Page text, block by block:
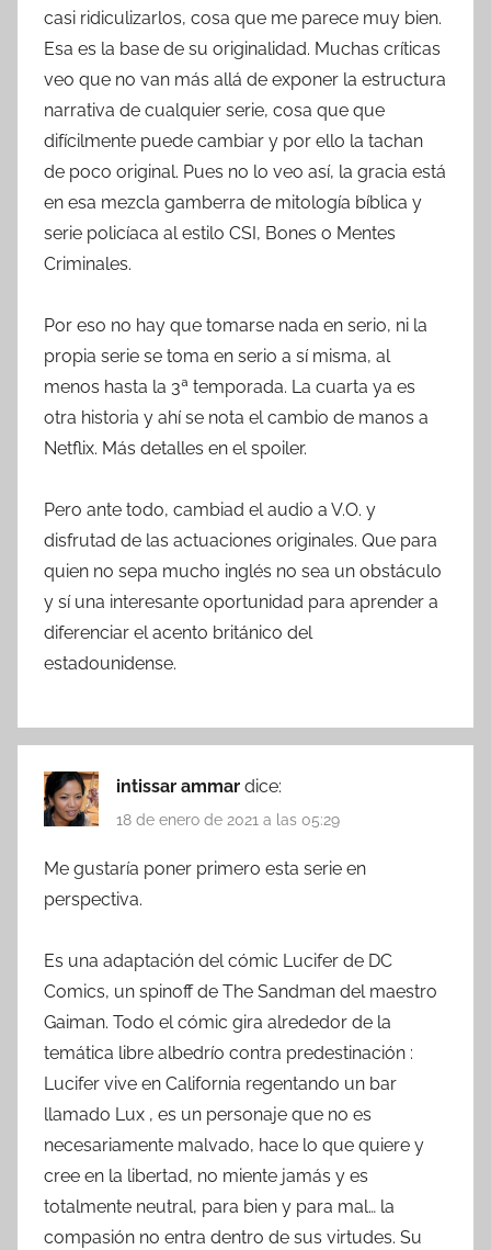
casi ridiculizarlos, cosa que me parece muy bien.
Esa es la base de su originalidad. Muchas críticas
veo que no van más allá de exponer la estructura
narrativa de cualquier serie, cosa que que
difícilmente puede cambiar y por ello la tachan
de poco original. Pues no lo veo así, la gracia está
en esa mezcla gamberra de mitología bíblica y
serie policíaca al estilo CSI, Bones o Mentes
Criminales.
Por eso no hay que tomarse nada en serio, ni la
propia serie se toma en serio a sí misma, al
menos hasta la 3ª temporada. La cuarta ya es
otra historia y ahí se nota el cambio de manos a
Netflix. Más detalles en el spoiler.
Pero ante todo, cambiad el audio a V.O. y
disfrutad de las actuaciones originales. Que para
quien no sepa mucho inglés no sea un obstáculo
y sí una interesante oportunidad para aprender a
diferenciar el acento británico del
estadounidense.
intissar ammar dice:
18 de enero de 2021 a las 05:29
Me gustaría poner primero esta serie en
perspectiva.
Es una adaptación del cómic Lucifer de DC
Comics, un spinoff de The Sandman del maestro
Gaiman. Todo el cómic gira alrededor de la
temática libre albedrío contra predestinación :
Lucifer vive en California regentando un bar
llamado Lux , es un personaje que no es
necesariamente malvado, hace lo que quiere y
cree en la libertad, no miente jamás y es
totalmente neutral, para bien y para mal… la
compasión no entra dentro de sus virtudes. Su